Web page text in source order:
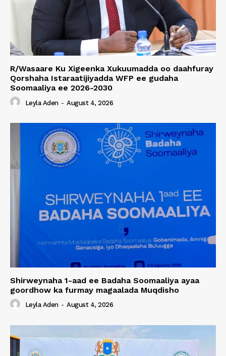
R/Wasaare Ku Xigeenka Xukuumadda oo daahfuray
Qorshaha Istaraatijiyadda WFP ee gudaha
Soomaaliya ee 2026-2030
Leyla Aden - August 4, 2026
Shirweynaha 1-aad ee Badaha Soomaaliya ayaa
goordhow ka furmay magaalada Muqdisho
Leyla Aden - August 4, 2026